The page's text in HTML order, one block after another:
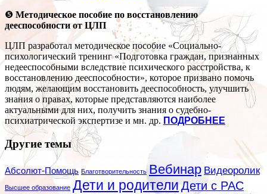
❺ Методическое пособие по восстановлению
дееспособности от ЦЛП
ЦЛП разработал методическое пособие «Социально-
психологический тренинг «Подготовка граждан, признанных
недееспособными вследствие психического расстройства, к
восстановлению дееспособности», которое призвано помочь
людям, желающим восстановить дееспособность, улучшить
знания о правах, которые представляются наиболее
актуальными для них, получить знания о судебно-
психиатрической экспертизе и мн. др. ПОДРОБНЕЕ
Другие темы
Абсолют-Помощь Благотворительность Вебинар Видеоролик
Высшее образование Дети и родителиДети с РАС